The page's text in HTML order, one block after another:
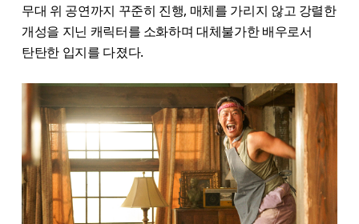
무대 위 공연까지 꾸준히 진행, 매체를 가리지 않고 강렬한
개성을 지닌 캐릭터를 소화하며 대체불가한 배우로서
탄탄한 입지를 다졌다.